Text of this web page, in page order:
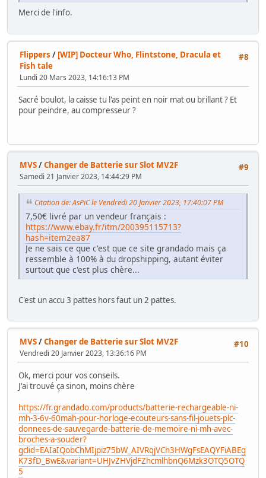
Merci de l'info.
#8
Flippers / [WIP] Docteur Who, Flintstone, Dracula et
Fish tale
Lundi 20 Mars 2023, 14:16:13 PM
Sacré boulot, la caisse tu l'as peint en noir mat ou brillant ? Et
pour peindre, au compresseur ?
#9
MVS/Changer de Batterie sur Slot MV2F
Samedi 21 Janvier 2023, 14:44:29 PM
Citation de: AsPiC le Vendredi 20 Janvier 2023, 17:40:07 PM
7,50€ livré par un vendeur français :
https://www.ebay.fr/itm/200395115713?
hash=item2ea87
Je ne sais ce que c'est que ce site grandado mais ça
ressemble à 100% à du dropshipping, autant éviter
surtout que c'est plus chère...
C'est un accu 3 pattes hors faut un 2 pattes.
#10
MVS/Changer de Batterie sur Slot MV2F
Vendredi 20 Janvier 2023, 13:36:16 PM
Ok, merci pour vos conseils.
J'ai trouvé ça sinon, moins chère
https://fr.grandado.com/products/batterie-rechargeable-ni-
mh-3-6v-60mah-pour-horloge-ecouteurs-sans-fil-jouets-plc-
donnees-de-sauvegarde-batterie-de-memoire-ni-mh-avec-
broches-a-souder?
gclid=EAIaIQobChMIjpiz75bW_AIVRqjVCh3HWgFsEAQYFiABEg
K73fD_BwE&variant=UHJvZHVjdFZhcmlhbnQ6Mzk3OTQ5OTQ
5